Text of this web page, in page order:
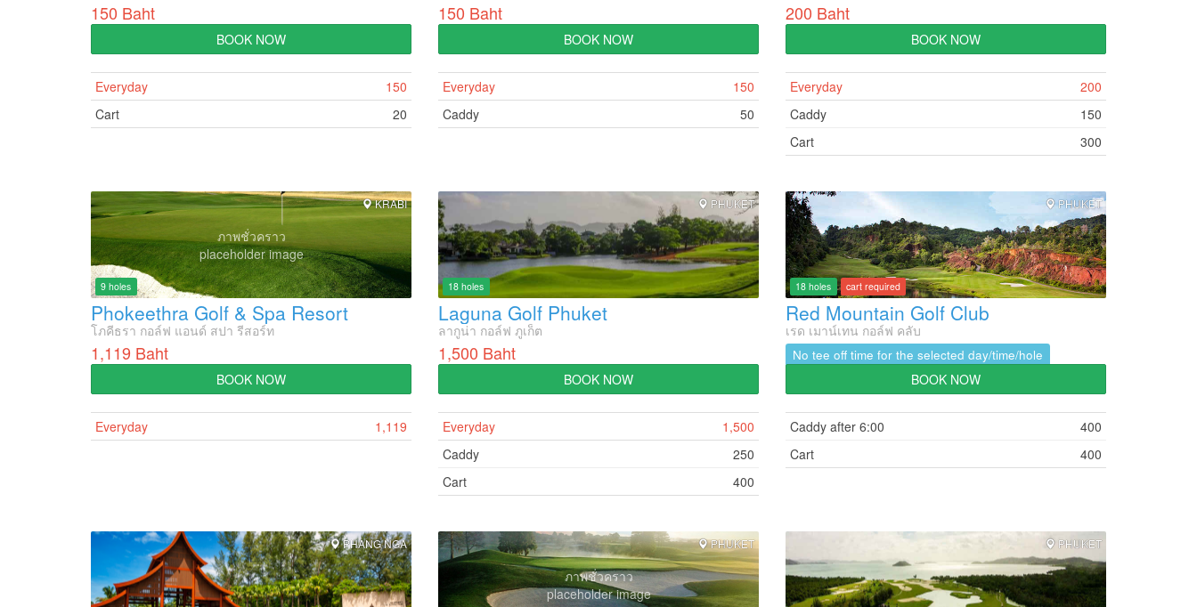
150 Baht
BOOK NOW
Everyday
150
Cart
20
150 Baht
BOOK NOW
Everyday
150
Caddy
50
200 Baht
BOOK NOW
Everyday
200
Caddy
150
Cart
300
ภาพชั่วคราว
placeholder image
KRABI
9 holes
Phokeethra Golf & Spa Resort
โภคีธรา กอล์ฟ แอนด์ สปา รีสอร์ท
1,119 Baht
BOOK NOW
Everyday 1,119
PHUKET
18 holes
Laguna Golf Phuket
ลากูน่า กอล์ฟ ภูเก็ต
1,500 Baht
BOOK NOW
Everyday
1,500
Caddy
250
Cart
400
PHUKET
18 holes cart required
Red Mountain Golf Club
เรด เมาน์เทน กอล์ฟ คลับ
No tee off time for the selected day/time/hole
BOOK NOW
Caddy after 6:00
400
Cart
400
PHANG NGA
ภาพชั่วคราว
placeholder image
PHUKET PHUKET